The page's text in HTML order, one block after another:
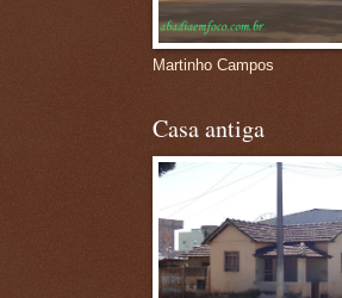
Martinho Campos
Casa antiga